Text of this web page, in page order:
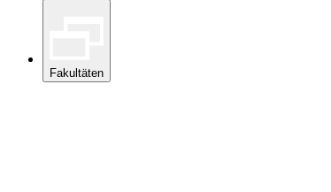
Fakultäten